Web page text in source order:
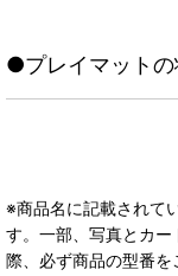
●プレイマット
※商品名に記載されて
す。一部、写真とカ
際、必ず商品の型番を